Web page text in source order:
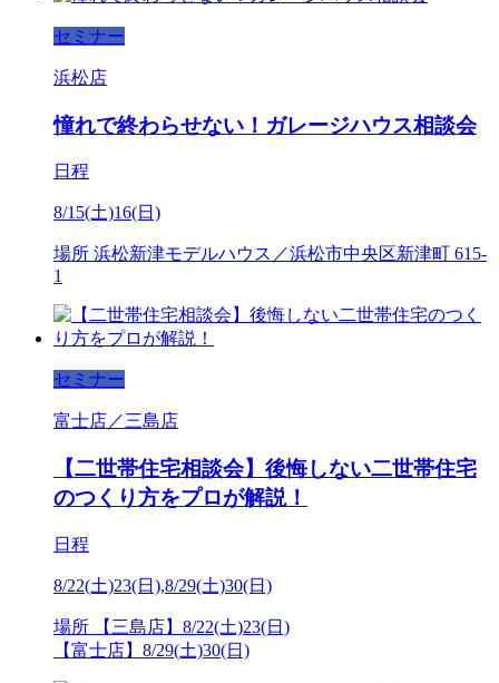
セミナー
浜松店
憧れで終わらせない！ガレージハウス相談会
日程
8/15(土)16(日)
場所 浜松新津モデルハウス／浜松市中央区新津町 615-
1
セミナー
富士店／三島店
【二世帯住宅相談会】後悔しない二世帯住宅
のつくり方をプロが解説！
日程
8/22(土)23(日),8/29(土)30(日)
場所 【三島店】8/22(土)23(日)
【富士店】8/29(土)30(日)